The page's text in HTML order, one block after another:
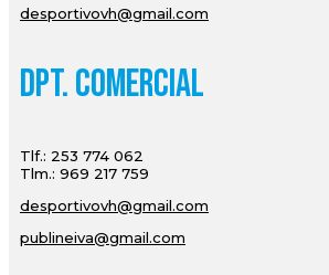
desportivovh@gmail.com
Dpt. Comercial
Tlf.: 253 774 062
Tlm.: 969 217 759
desportivovh@gmail.com
publineiva@gmail.com